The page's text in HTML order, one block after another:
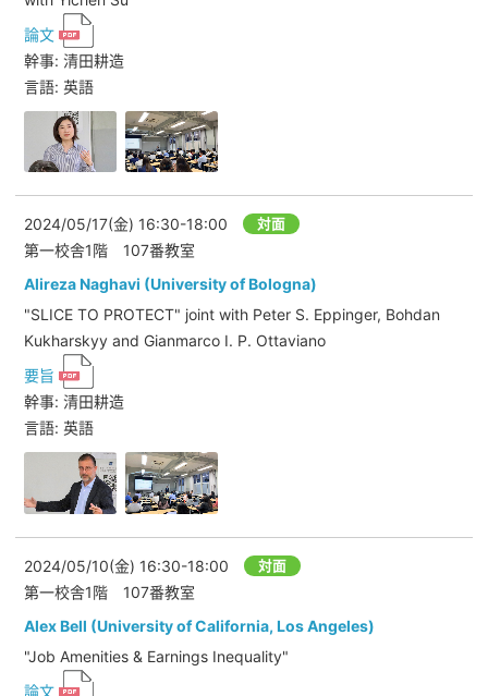
論文
幹事: 清田耕造
言語: 英語
2024/05/17(金) 16:30-18:00 対面
第一校舎1階 107番教室
Alireza Naghavi (University of Bologna)
"SLICE TO PROTECT" joint with Peter S. Eppinger, Bohdan
Kukharskyy and Gianmarco I. P. Ottaviano
要旨
幹事: 清田耕造
言語: 英語
2024/05/10(金) 16:30-18:00 対面
第一校舎1階 107番教室
Alex Bell (University of California, Los Angeles)
"Job Amenities & Earnings Inequality"
論文